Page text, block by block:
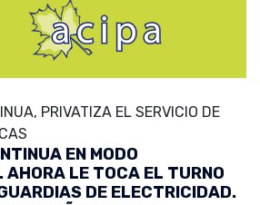
PRIVATIZA EL SERVICIO DE
EN MODO
LE TOCA EL TURNO
DE ELECTRICIDAD.